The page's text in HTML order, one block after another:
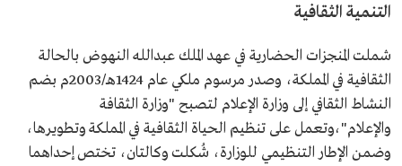
التنمية الثقافية
شملت المنجزات الحضارية في عهد الملك عبدالله النهوض بالحالة
الثقافية في المملكة، وصدر مرسوم ملكي عام 1424هـ/2003م بضم
النشاط الثقافي إلى وزارة الإعلام لتصبح "وزارة الثقافة
والإعلام"،وتعمل على تنظيم الحياة الثقافية في المملكة وتطويرها،
وضمن الإطار التنظيمي للوزارة، شُكلت وكالتان، تختص إحداهما